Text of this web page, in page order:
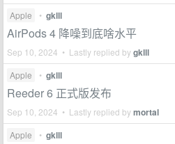
Apple • gklll
AirPods 4 降噪到底啥水平
Sep 10, 2024 • Lastly replied bygklll
Apple • gklll
Reeder 6 正式版发布
Sep 10, 2024 • Lastly replied bymortal
Apple • gklll